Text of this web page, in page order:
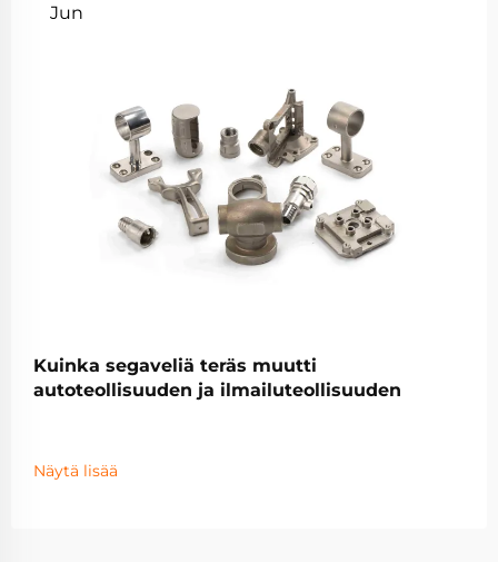
Jun
Kuinka segaveliä teräs muutti
autoteollisuuden ja ilmailuteollisuuden
Näytä lisää